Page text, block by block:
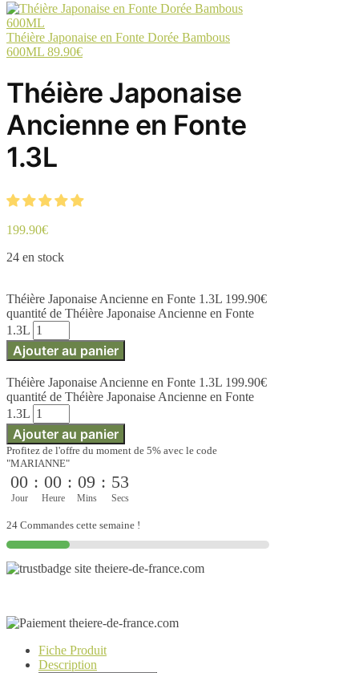
Théière Japonaise en Fonte Dorée Bambous
600ML 89.90€
Théière Japonaise
Ancienne en Fonte
1.3L
199.90€
24 en stock
Théière Japonaise Ancienne en Fonte 1.3L 199.90€
quantité de Théière Japonaise Ancienne en Fonte
1.3L
Ajouter au panier
Théière Japonaise Ancienne en Fonte 1.3L 199.90€
quantité de Théière Japonaise Ancienne en Fonte
1.3L
Ajouter au panier
Profitez de l'offre du moment de 5% avec le code
"MARIANNE"
00
Jour
: 00
Heure
: 09
Mins
: 52
Secs
24 Commandes cette semaine !
Fiche Produit
Description